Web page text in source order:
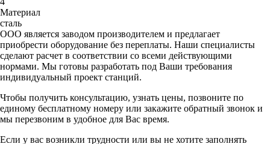
Материал
сталь
ООО является заводом производителем и предлагает
приобрести оборудование без переплаты. Наши специалисты
сделают расчет в соответствии со всеми действующими
нормами. Мы готовы разработать под Ваши требования
индивидуальный проект станций.
Чтобы получить консультацию, узнать цены, позвоните по
единому бесплатному номеру или закажите обратный звонок и
мы перезвоним в удобное для Вас время.
Если у вас возникли трудности или вы не хотите заполнять